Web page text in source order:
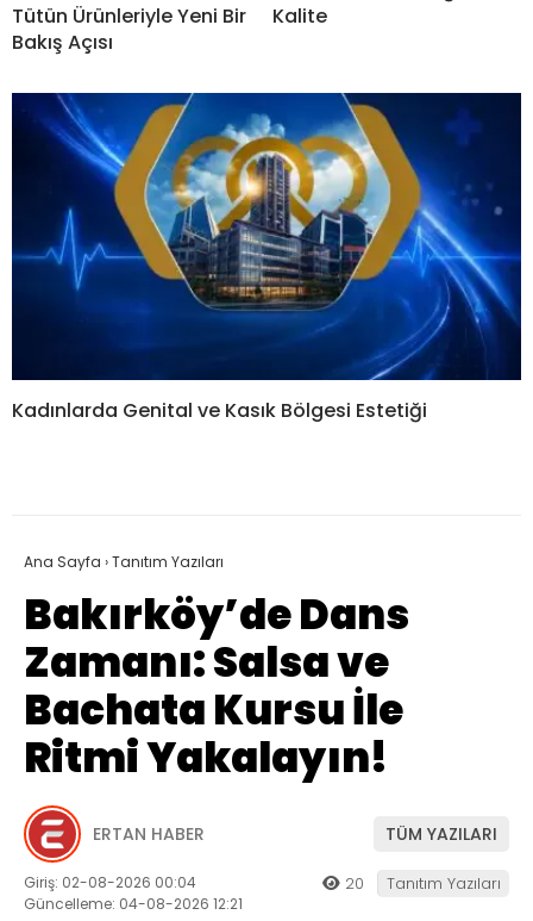
Tütün Ürünleriyle Yeni Bir
Bakış Açısı
Kalite
Kadınlarda Genital ve Kasık Bölgesi Estetiği
Ana Sayfa ›Tanıtım Yazıları
Bakırköy’de Dans
Zamanı: Salsa ve
Bachata Kursu İle
Ritmi Yakalayın!
ERTAN HABER TÜM YAZILARI
Giriş: 02-08-2026 00:04
Güncelleme: 04-08-2026 12:21
20 Tanıtım Yazıları